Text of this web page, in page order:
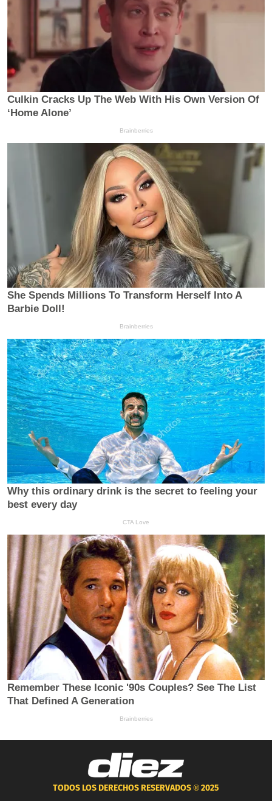
TODOS LOS DERECHOS RESERVADOS ®2025